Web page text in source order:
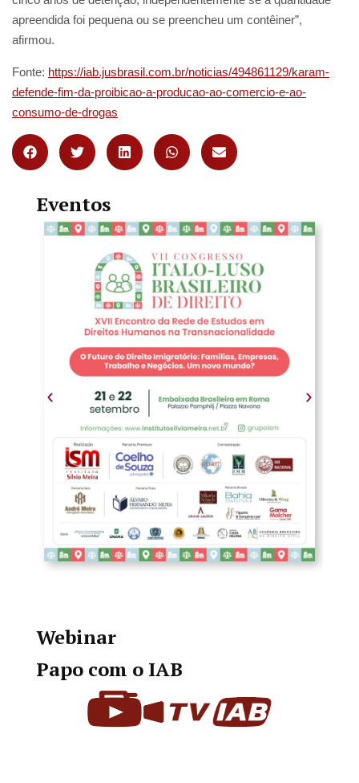
apreendida foi pequena ou se preencheu um contêiner”,
afirmou.
Fonte: https://iab.jusbrasil.com.br/noticias/494861129/karam-
defende-fim-da-proibicao-a-producao-ao-comercio-e-ao-
consumo-de-drogas
Eventos
Webinar
Papo com o IAB